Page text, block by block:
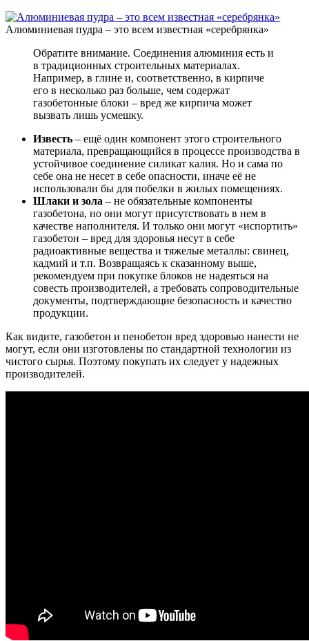
Алюминиевая пудра – это всем известная «серебрянка»
Обратите внимание. Соединения алюминия есть и
в традиционных строительных материалах.
Например, в глине и, соответственно, в кирпиче
его в несколько раз больше, чем содержат
газобетонные блоки – вред же кирпича может
вызвать лишь усмешку.
Известь – ещё один компонент этого строительного
материала, превращающийся в процессе производства в
устойчивое соединение силикат калия. Но и сама по
себе она не несет в себе опасности, иначе её не
использовали бы для побелки в жилых помещениях.
Шлаки и зола – не обязательные компоненты
газобетона, но они могут присутствовать в нем в
качестве наполнителя. И только они могут «испортить»
газобетон – вред для здоровья несут в себе
радиоактивные вещества и тяжелые металлы: свинец,
кадмий и т.п. Возвращаясь к сказанному выше,
рекомендуем при покупке блоков не надеяться на
совесть производителей, а требовать сопроводительные
документы, подтверждающие безопасность и качество
продукции.
Как видите, газобетон и пенобетон вред здоровью нанести не
могут, если они изготовлены по стандартной технологии из
чистого сырья. Поэтому покупать их следует у надежных
производителей.